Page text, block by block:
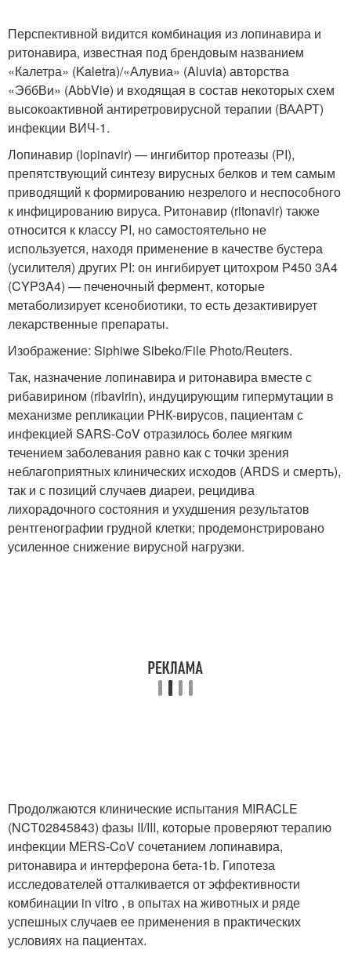
Перспективной видится комбинация из лопинавира и
ритонавира, известная под брендовым названием
«Калетра» (Kaletra)/«Алувиа» (Aluvia) авторства
«ЭббВи» (AbbVie) и входящая в состав некоторых схем
высокоактивной антиретровирусной терапии (ВААРТ)
инфекции ВИЧ-1.
Лопинавир (lopinavir) — ингибитор протеазы (PI),
препятствующий синтезу вирусных белков и тем самым
приводящий к формированию незрелого и неспособного
к инфицированию вируса. Ритонавир (ritonavir) также
относится к классу PI, но самостоятельно не
используется, находя применение в качестве бустера
(усилителя) других PI: он ингибирует цитохром P450 3A4
(CYP3A4) — печеночный фермент, которые
метаболизирует ксенобиотики, то есть дезактивирует
лекарственные препараты.
Изображение: Siphiwe Sibeko/File Photo/Reuters.
Так, назначение лопинавира и ритонавира вместе с
рибавирином (ribavirin), индуцирующим гипермутации в
механизме репликации РНК-вирусов, пациентам с
инфекцией SARS-CoV отразилось более мягким
течением заболевания равно как с точки зрения
неблагоприятных клинических исходов (ARDS и смерть),
так и с позиций случаев диареи, рецидива
лихорадочного состояния и ухудшения результатов
рентгенографии грудной клетки; продемонстрировано
усиленное снижение вирусной нагрузки.
Продолжаются клинические испытания MIRACLE
(NCT02845843) фазы II/III, которые проверяют терапию
инфекции MERS-CoV сочетанием лопинавира,
ритонавира и интерферона бета-1b. Гипотеза
исследователей отталкивается от эффективности
комбинации in vitro , в опытах на животных и ряде
успешных случаев ее применения в практических
условиях на пациентах.